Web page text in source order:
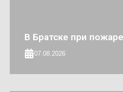
В Братске при
07.08.2026